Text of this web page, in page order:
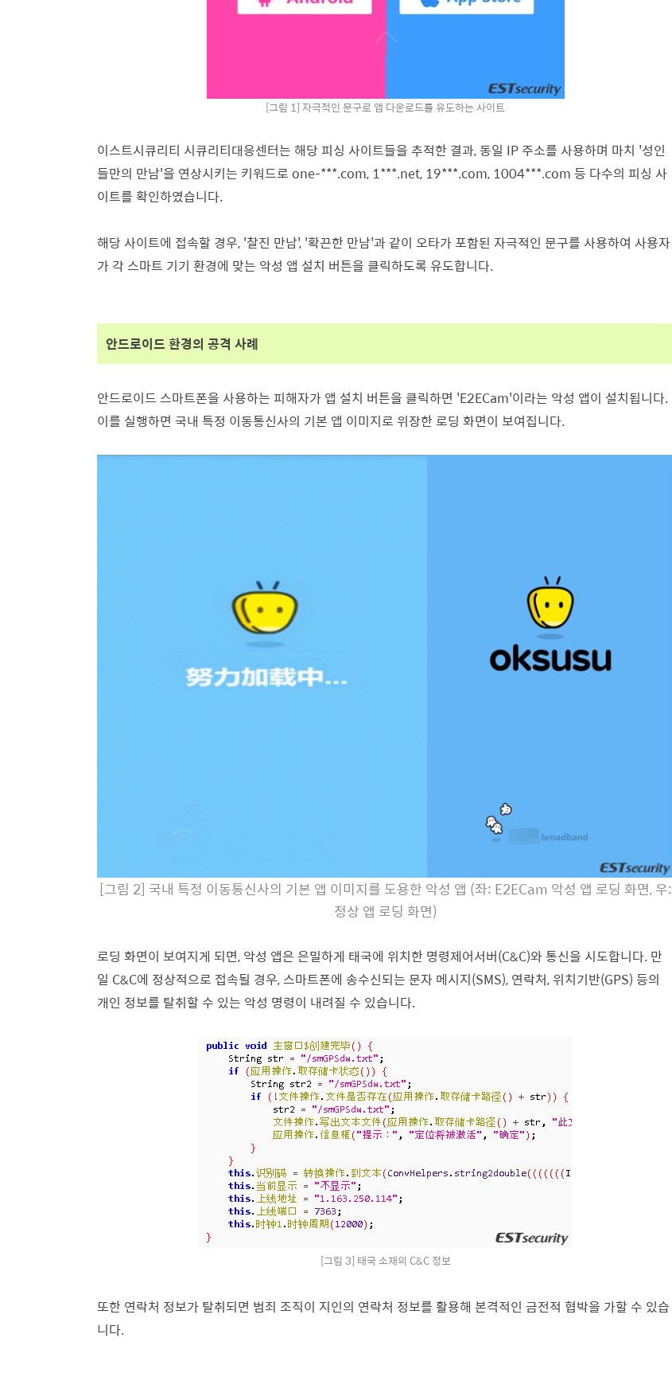
[그림 1] 자극적인 문구로 앱 다운로드를 유도하는 사이트
이스트시큐리티 시큐리티대응센터는 해당 피싱 사이트들을 추적한 결과, 동일 IP 주소를 사용하며 마치 '성인
들만의 만남'을 연상시키는 키워드로 one-***.com, 1***.net, 19***.com, 1004***.com 등 다수의 피싱 사
이트를 확인하였습니다.
해당 사이트에 접속할 경우, '찰진 만남', '확끈한 만남'과 같이 오타가 포함된 자극적인 문구를 사용하여 사용자
가 각 스마트 기기 환경에 맞는 악성 앱 설치 버튼을 클릭하도록 유도합니다.
안드로이드 환경의 공격 사례
안드로이드 스마트폰을 사용하는 피해자가 앱 설치 버튼을 클릭하면 'E2ECam'이라는 악성 앱이 설치됩니다.
이를 실행하면 국내 특정 이동통신사의 기본 앱 이미지로 위장한 로딩 화면이 보여집니다.
[그림 2] 국내 특정 이동통신사의 기본 앱 이미지를 도용한 악성 앱 (좌: E2ECam 악성 앱 로딩 화면, 우:
정상 앱 로딩 화면)
로딩 화면이 보여지게 되면, 악성 앱은 은밀하게 태국에 위치한 명령제어서버(C&C)와 통신을 시도합니다. 만
일 C&C에 정상적으로 접속될 경우, 스마트폰에 송수신되는 문자 메시지(SMS), 연락처, 위치기반(GPS) 등의
개인 정보를 탈취할 수 있는 악성 명령이 내려질 수 있습니다.
[그림 3] 태국 소재의 C&C 정보
또한 연락처 정보가 탈취되면 범죄 조직이 지인의 연락처 정보를 활용해 본격적인 금전적 협박을 가할 수 있습
니다.